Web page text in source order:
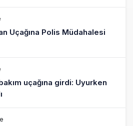
uçak, iki farklı görev: F-117 ve
Dünyanın En Değerli
Arasında